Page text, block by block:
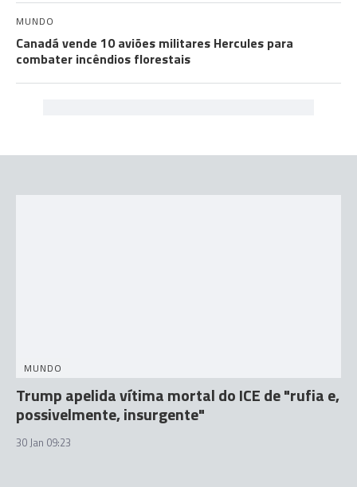
MUNDO
Canadá vende 10 aviões militares Hercules para
combater incêndios florestais
MUNDO
Trump apelida vítima mortal do ICE de "rufia e,
possivelmente, insurgente"
30 Jan 09:23